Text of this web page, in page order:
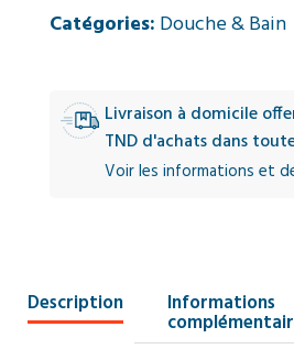
Catégories: Douche & Bain
Livraison à domicile
TND d'achats dans
Voir les informations et
Description Informations